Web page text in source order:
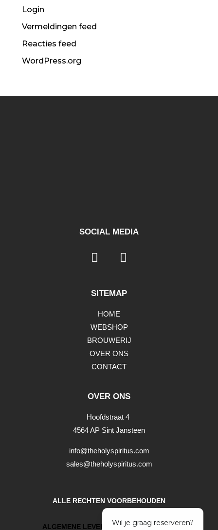
Login
Vermeldingen feed
Reacties feed
WordPress.org
SOCIAL MEDIA
SITEMAP
HOME
WEBSHOP
BROUWERIJ
OVER ONS
CONTACT
OVER ONS
Hoofdstraat 4
4564 AP Sint Jansteen
info@theholyspiritus.com
sales@theholyspiritus.com
ALLE RECHTEN VOORBEHOUDEN
ALGEMENE LEVERINGSVOORWAARDEN